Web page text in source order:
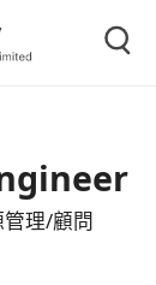
管理/顧問